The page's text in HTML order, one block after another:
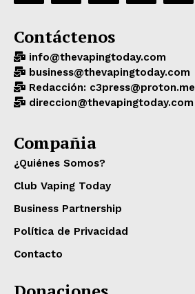
Contáctenos
info@thevapingtoday.com
business@thevapingtoday.com
Redacción: c3press@proton.me
direccion@thevapingtoday.com
Compañia
¿Quiénes Somos?
Club Vaping Today
Business Partnership
Política de Privacidad
Contacto